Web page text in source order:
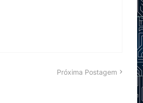
Próxima Postagem